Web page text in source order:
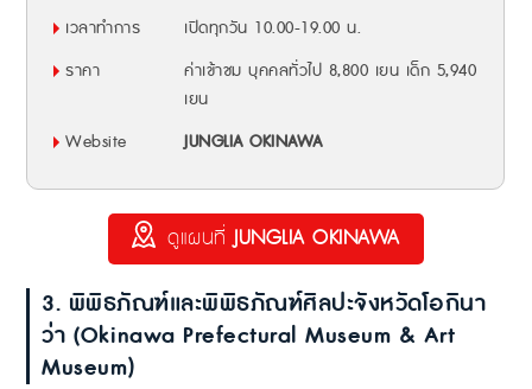
เวลาทำการ
เปิดทุกวัน 10.00-19.00 น.
ราคา
ค่าเข้าชม บุคคลทั่วไป 8,800 เยน เด็ก 5,940
เยน
Website
JUNGLIA OKINAWA
ดูแผนที่JUNGLIA OKINAWA
3. พิพิธภัณฑ์และพิพิธภัณฑ์ศิลปะจังหวัดโอกินา
ว่า (Okinawa Prefectural Museum & Art
Museum)